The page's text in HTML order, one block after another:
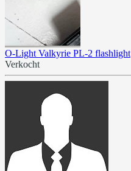
O-Light Valkyrie PL-2 flashlight
Verkocht